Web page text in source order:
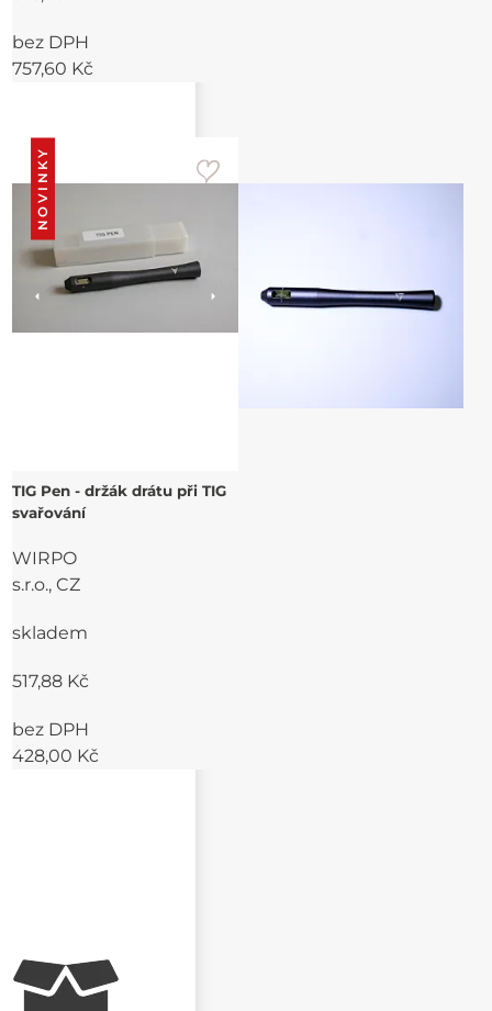
bez DPH
757,60 Kč
NOVINKY
TIG Pen - držák drátu při TIG
svařování
WIRPO
s.r.o., CZ
skladem
517,88 Kč
bez DPH
428,00 Kč